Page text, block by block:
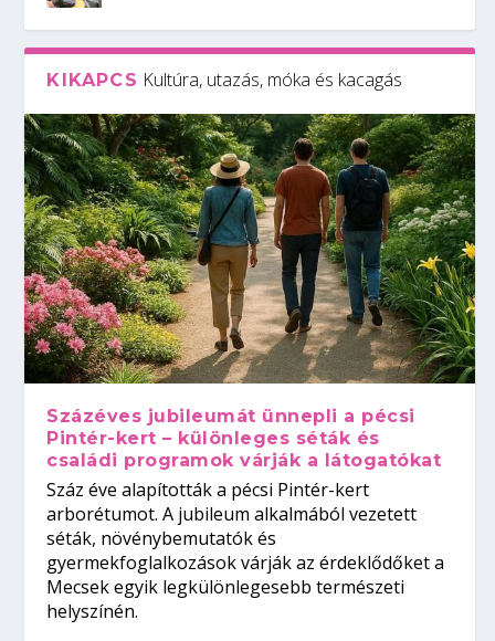
KIKAPCS Kultúra, utazás, móka és kacagás
Százéves jubileumát ünnepli a pécsi
Pintér-kert – különleges séták és
családi programok várják a látogatókat
Száz éve alapították a pécsi Pintér-kert
arborétumot. A jubileum alkalmából vezetett
séták, növénybemutatók és
gyermekfoglalkozások várják az érdeklődőket a
Mecsek egyik legkülönlegesebb természeti
helyszínén.